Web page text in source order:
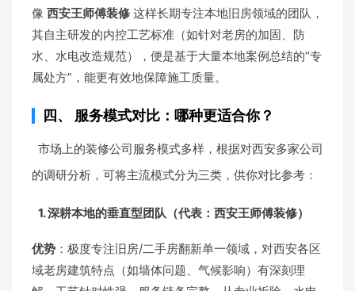
像 西安王师傅装修 这样长期专注本地旧房领域的团队，
其自主研发的内控工艺标准（如针对老房的加固、防
水、水电改造规范），便是基于大量本地案例总结的“专
属处方”，能更有效地保障施工质量。
四、 服务模式对比：哪种更适合你？
市场上的装修公司服务模式多样，根据对西安多家公司
的调研分析，可将主流模式分为三类，供你对比参考：
1. 深耕本地的垂直型团队（代表：西安王师傅装修）
优势 ：极度专注旧房/二手房翻新单一领域，对西安各区
域老房建筑特点（如墙体问题、气候影响）有深刻理